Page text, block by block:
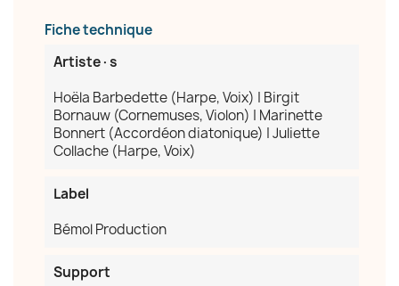
Fiche technique
Artiste·s
Hoëla Barbedette (Harpe, Voix) | Birgit
Bornauw (Cornemuses, Violon) | Marinette
Bonnert (Accordéon diatonique) | Juliette
Collache (Harpe, Voix)
Label
Bémol Production
Support